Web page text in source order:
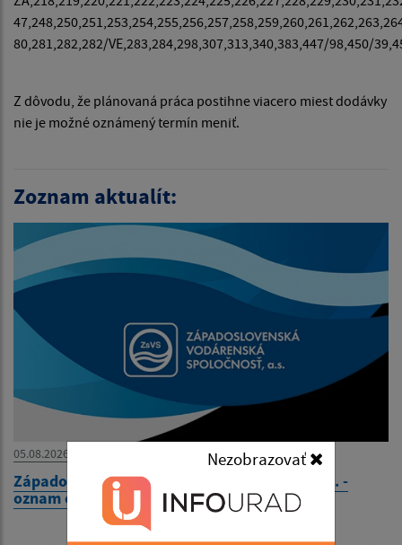
Nezobrazovať
80,281,282,282/VE,283,284,298,307,313,340,383,447/98,450/
Z dôvodu, že plánovaná práca postihne viacero miest dodávky
nie je možné oznámený termín meniť.
Zoznam aktualít:
05.08.2026
Západoslovenská vodárenská spoločnosť, a.s. -
oznam o aktuálnej situácii